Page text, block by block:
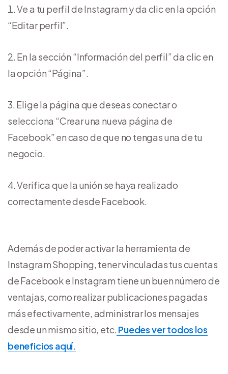
Ve a tu perfil de Instagram y da clic en la opción
“Editar perfil”.
En la sección “Información del perfil” da clic en
la opción “Página”.
Elige la página que deseas conectar o
selecciona “Crear una nueva página de
Facebook” en caso de que no tengas una de tu
negocio.
Verifica que la unión se haya realizado
correctamente desde Facebook.
Además de poder activar la herramienta de
Instagram Shopping, tener vinculadas tus cuentas
de Facebook e Instagram tiene un buen número de
ventajas, como realizar publicaciones pagadas
más efectivamente, administrar los mensajes
desde un mismo sitio, etc. Puedes ver todos los
beneficios aquí.